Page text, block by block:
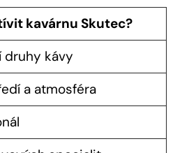
kavárnu Skutec?
druhy kávy
a atmosféra